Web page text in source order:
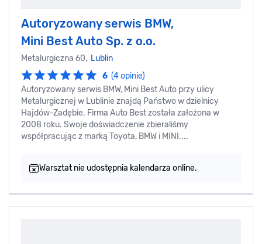
Autoryzowany serwis BMW,
Mini Best Auto Sp. z o.o.
Metalurgiczna 60, Lublin
6 (4 opinie)
Autoryzowany serwis BMW, Mini Best Auto przy ulicy
Metalurgicznej w Lublinie znajdą Państwo w dzielnicy
Hajdów-Zadębie. Firma Auto Best została założona w
2008 roku. Swoje doświadczenie zbieraliśmy
współpracując z marką Toyota, BMW i MINI....
Warsztat nie udostępnia kalendarza online.